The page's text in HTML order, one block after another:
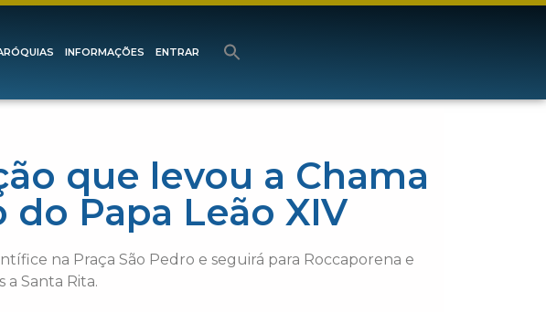
INFORMAÇÕES ENTRAR
que levou a Chama
Papa Leão XIV
na Praça São Pedro e seguirá para Roccaporena e
a Santa Rita.